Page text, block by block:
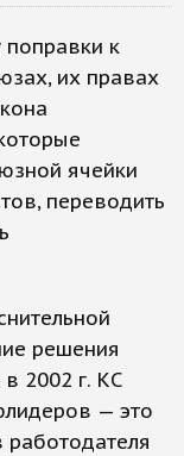
поправки к
их правах
ячейки
переводить
решения
2002 г. КС
— это